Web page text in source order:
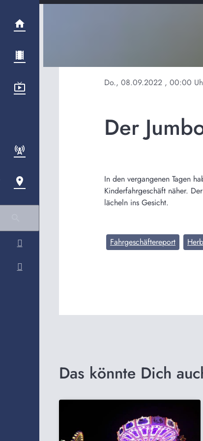
Do., 08.09.2022 , 00:00
Der
In den vergangenen Tagen
Kinderfahrgeschäft näher.
lächeln ins Gesicht.
Fahrgeschäftereport
Das könnte Dich